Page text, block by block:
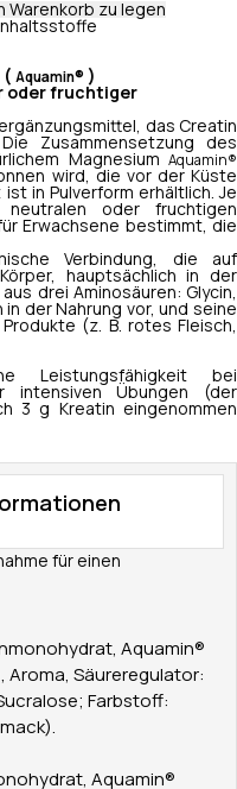
Warenkorb zu legen
Inhaltsstoffe
( Aquamin® )
oder fruchtiger
das Creatin
Zusammensetzung des
Magnesium
Aquamin®
wird, die vor der Küste
in Pulverform erhältlich. Je
oder fruchtigen
Erwachsene bestimmt, die
Verbindung, die auf
hauptsächlich in der
drei Aminosäuren: Glycin,
in der Nahrung vor, und seine
(z. B. rotes Fleisch,
Leistungsfähigkeit bei
intensiven Übungen (der
3 g Kreatin eingenommen
für einen
Aquamin®
Aroma, Säureregulator:
Farbstoff:
Aquamin®